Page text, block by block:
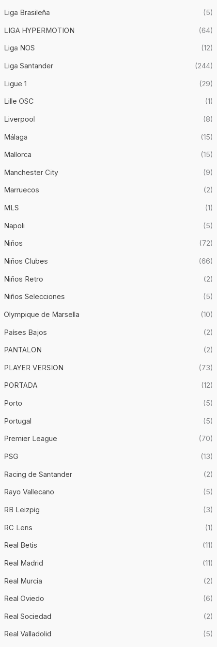
Liga Brasileña (5)
LIGA HYPERMOTION (64)
Liga NOS (12)
Liga Santander (244)
Ligue 1 (29)
Lille OSC (1)
Liverpool (8)
Málaga (15)
Mallorca (15)
Manchester City (9)
Marruecos (2)
MLS (1)
Napoli (5)
Niños (72)
Niños Clubes (66)
Niños Retro (2)
Niños Selecciones (5)
Olympique de Marsella (10)
Países Bajos (2)
PANTALON (2)
PLAYER VERSION (73)
PORTADA (12)
Porto (5)
Portugal (5)
Premier League (70)
PSG (13)
Racing de Santander (2)
Rayo Vallecano (5)
RB Leizpig (3)
RC Lens (1)
Real Betis (11)
Real Madrid (11)
Real Murcia (2)
Real Oviedo (6)
Real Sociedad (2)
Real Valladolid (5)